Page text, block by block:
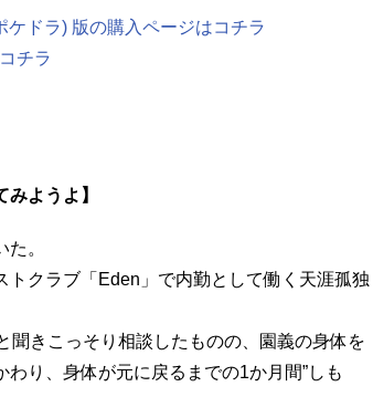
ドラ) 版の購入ページはコチラ
チラ
みようよ】
。
トクラブ「Eden」で内勤として働く天涯孤独
聞きこっそり相談したものの、園義の身体を
り、身体が元に戻るまでの1か月間”しも